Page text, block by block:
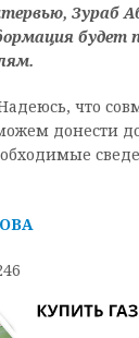
Зураб
будет
что
донести